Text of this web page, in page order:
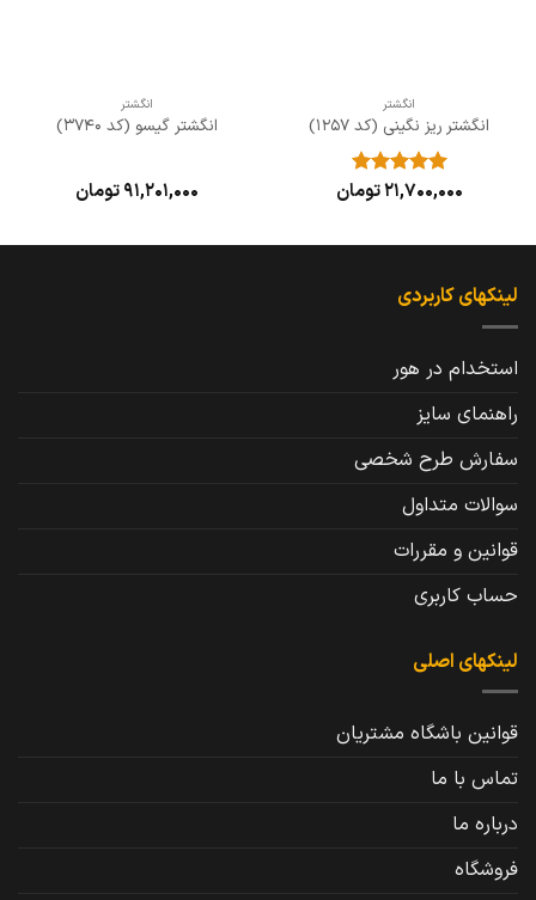
انگشتر
انگشتر ریز نگینی (کد 1257)
نمره 5از21,700,000تومان
انگشتر
انگشتر گیسو (کد 3740)
91,201,000تومان
لینکهای کاربردی
استخدام در هور
راهنمای سایز
سفارش طرح شخصی
سوالات متداول
قوانین و مقررات
حساب کاربری
لینکهای اصلی
قوانین باشگاه مشتریان
تماس با ما
درباره ما
فروشگاه